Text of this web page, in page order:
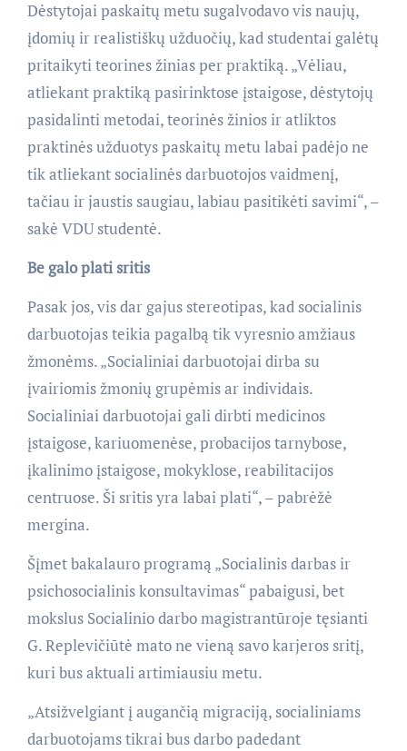
Dėstytojai paskaitų metu sugalvodavo vis naujų,
įdomių ir realistiškų užduočių, kad studentai galėtų
pritaikyti teorines žinias per praktiką. „Vėliau,
atliekant praktiką pasirinktose įstaigose, dėstytojų
pasidalinti metodai, teorinės žinios ir atliktos
praktinės užduotys paskaitų metu labai padėjo ne
tik atliekant socialinės darbuotojos vaidmenį,
tačiau ir jaustis saugiau, labiau pasitikėti savimi“, –
sakė VDU studentė.
Be galo plati sritis
Pasak jos, vis dar gajus stereotipas, kad socialinis
darbuotojas teikia pagalbą tik vyresnio amžiaus
žmonėms. „Socialiniai darbuotojai dirba su
įvairiomis žmonių grupėmis ar individais.
Socialiniai darbuotojai gali dirbti medicinos
įstaigose, kariuomenėse, probacijos tarnybose,
įkalinimo įstaigose, mokyklose, reabilitacijos
centruose. Ši sritis yra labai plati“, – pabrėžė
mergina.
Šįmet bakalauro programą „Socialinis darbas ir
psichosocialinis konsultavimas“ pabaigusi, bet
mokslus Socialinio darbo magistrantūroje tęsianti
G. Replevičiūtė mato ne vieną savo karjeros sritį,
kuri bus aktuali artimiausiu metu.
„Atsižvelgiant į augančią migraciją, socialiniams
darbuotojams tikrai bus darbo padedant